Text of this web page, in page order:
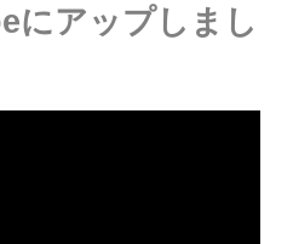
にアップしまし